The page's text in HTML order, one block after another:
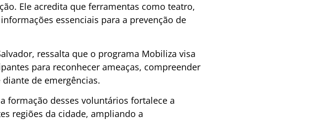
Ele acredita que ferramentas como teatro,
essenciais para a prevenção de
ressalta que o programa Mobiliza visa
para reconhecer ameaças, compreender
de emergências.
formação desses voluntários fortalece a
regiões da cidade, ampliando a